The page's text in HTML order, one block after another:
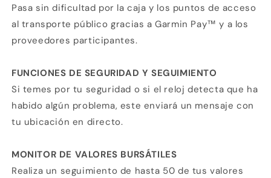
Pasa sin dificultad por la caja y los puntos de acceso
al transporte público gracias a Garmin Pay™ y a los
proveedores participantes.
FUNCIONES DE SEGURIDAD Y SEGUIMIENTO
Si temes por tu seguridad o si el reloj detecta que ha
habido algún problema, este enviará un mensaje con
tu ubicación en directo.
MONITOR DE VALORES BURSÁTILES
Realiza un seguimiento de hasta 50 de tus valores